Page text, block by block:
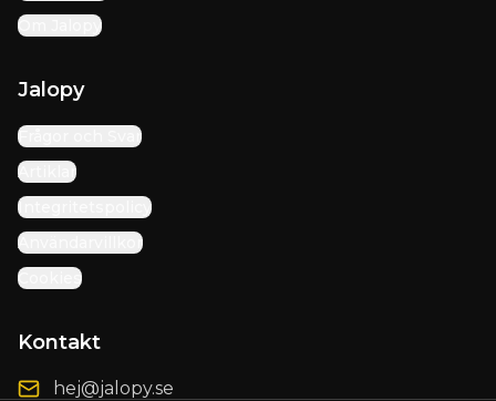
Om Jalopy
Jalopy
Frågor och Svar
Artiklar
Integritetspolicy
Användarvillkor
Cookies
Kontakt
hej@jalopy.se